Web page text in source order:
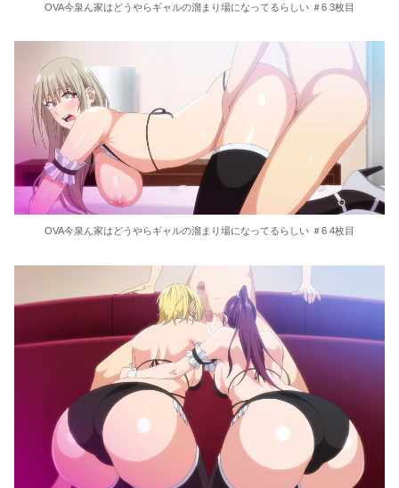
OVA今泉ん家はどうやらギャルの溜まり場になってるらしい ＃6 3枚目
OVA今泉ん家はどうやらギャルの溜まり場になってるらしい ＃6 4枚目